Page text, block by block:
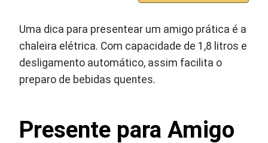
Uma dica para presentear um amigo prática é a
chaleira elétrica. Com capacidade de 1,8 litros e
desligamento automático, assim facilita o
preparo de bebidas quentes.
Presente para Amigo